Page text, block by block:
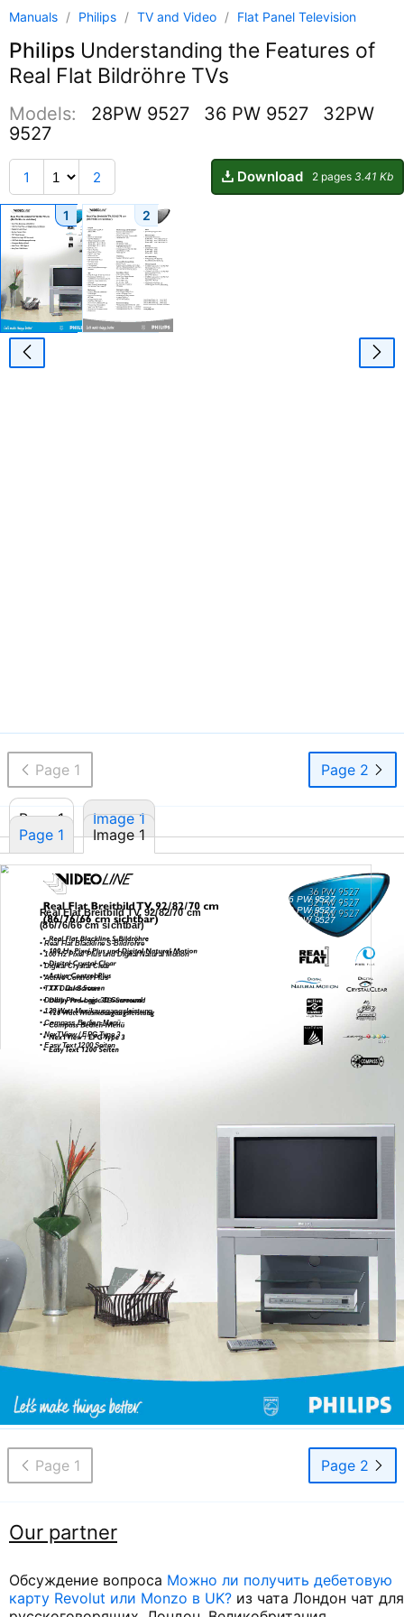
Manuals / Philips / TV and Video / Flat Panel Television
Philips Understanding the Features of
Real Flat Bildröhre TVs
Models: 28PW 9527 36 PW 9527
32PW
9527
1 2 Download 2 pages 3.41 Kb
1 2
Page 1 Image 1
Real Flat Breitbild TV, 92/82/70 cm
(86/76/66 cm sichtbar)
• Real Flat BlacklineS-Bildröhre
• 100 Hz Pixel Plus und Digital Natural Motion
• Digital Crystal Clear
• Active Control Plus
• TXT Dual Screen
• DolbyPro-Logic 3D-Surround
• 120 Watt Musikausgangsleistung
• CompassBedien-Menü
• NexTView / EPG Type 3
• Easy Text 1200 Seiten
36 PW 9527
32 PW 9527
28 PW 9527
Page 1 Page 2
Page 1 Image 1
Page 1 Page 2
Our partner
Обсуждение вопроса Можно ли получить дебетовую
карту Revolut или Monzo в UK? из чата Лондон чат для